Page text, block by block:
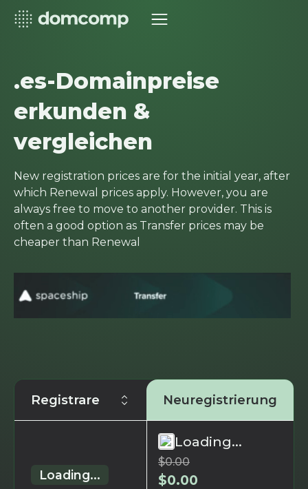
.es-Domainpreise
erkunden &
vergleichen
New registration prices are for the initial year, after
which Renewal prices apply. However, you are
always free to move to another provider. This is
often a good option as Transfer prices may be
cheaper than Renewal
Registrare Neuregistrierung
Loading...
Loading...
$0.00
$0.00